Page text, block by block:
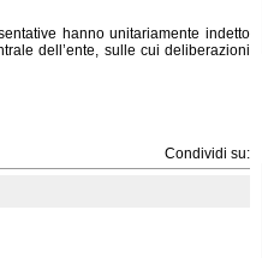
hanno unitariamente indetto
dell’ente, sulle cui deliberazioni
Condividi su: